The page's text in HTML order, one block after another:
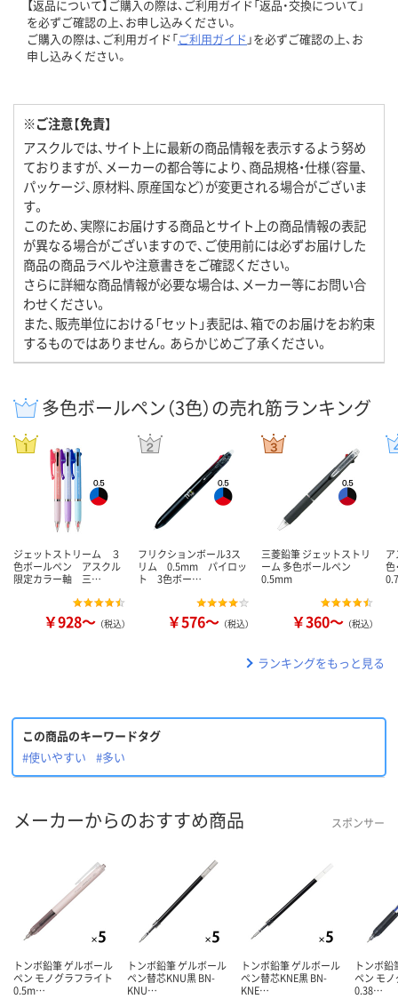
【返品について】ご購入の際は、ご利用ガイド「返品・交換について」
を必ずご確認の上、お申し込みください。
ご購入の際は、ご利用ガイド「ご利用ガイド 」を必ずご確認の上、お
申し込みください。
※ご注意【免責】
アスクルでは、サイト上に最新の商品情報を表示するよう努め
ておりますが、メーカーの都合等により、商品規格・仕様（容量、
パッケージ、原材料、原産国など）が変更される場合がございま
す。
このため、実際にお届けする商品とサイト上の商品情報の表記
が異なる場合がございますので、ご使用前には必ずお届けした
商品の商品ラベルや注意書きをご確認ください。
さらに詳細な商品情報が必要な場合は、メーカー等にお問い合
わせください。
また、販売単位における「セット」表記は、箱でのお届けをお約束
するものではありません。あらかじめご了承ください。
多色ボールペン（3色）の売れ筋ランキング
ジェットストリーム ３
色ボールペン アスクル
限定カラー軸 三…
￥928～ （税込）
フリクションボール3ス
リム 0.5mm パイロッ
ト 3色ボー…
￥576～ （税込）
三菱鉛筆 ジェットストリ
ーム 多色ボールペン
0.5mm
￥360～ （税込）
ランキングをもっと見る
この商品のキーワードタグ
#使いやすい
#多い
メーカーからのおすすめ商品 スポンサー
トンボ鉛筆 ゲルボール
ペン モノグラフライト
0.5m…
トンボ鉛筆 ゲルボール
ペン替芯KNU黒 BN-
KNU…
トンボ鉛筆 ゲルボール
ペン替芯KNE黒 BN-
KNE…
トンボ鉛
ペン モ
0.38…